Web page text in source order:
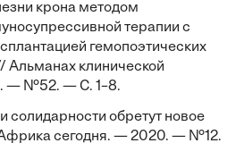
крона методом
терапии с
гемопоэтических
Альманах клинической
— №52. — С. 1–8.
солидарности обретут новое
сегодня. — 2020. — №12.